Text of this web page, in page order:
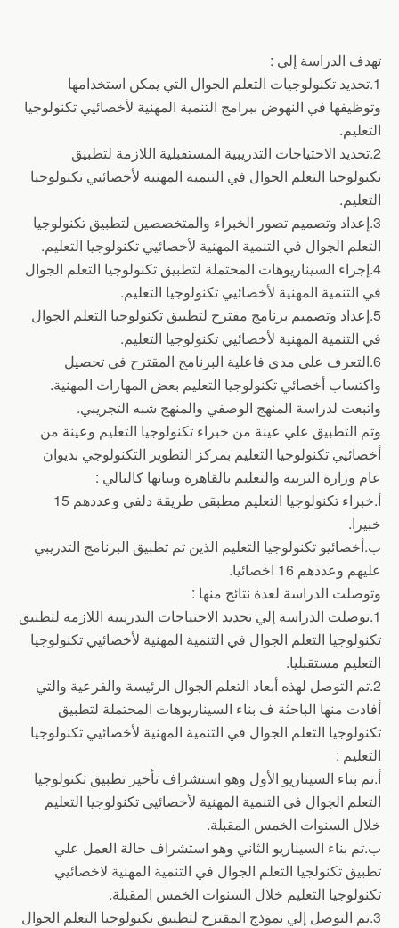
تهدف الدراسة إلي :
1.تحديد تكنولوجيات التعلم الجوال التي يمكن استخدامها
وتوظيفها في النهوض ببرامج التنمية المهنية لأخصائيي تكنولوجيا
التعليم.
2.تحديد الاحتياجات التدريبية المستقبلية اللازمة لتطبيق
تكنولوجيا التعلم الجوال في التنمية المهنية لأخصائيي تكنولوجيا
التعليم.
3.إعداد وتصميم تصور الخبراء والمتخصصين لتطبيق تكنولوجيا
التعلم الجوال في التنمية المهنية لأخصائيي تكنولوجيا التعليم.
4.إجراء السيناريوهات المحتملة لتطبيق تكنولوجيا التعلم الجوال
في التنمية المهنية لأخصائيي تكنولوجيا التعليم.
5.إعداد وتصميم برنامج مقترح لتطبيق تكنولوجيا التعلم الجوال
في التنمية المهنية لأخصائيي تكنولوجيا التعليم.
6.التعرف علي مدي فاعلية البرنامج المقترح في تحصيل
واكتساب أخصائي تكنولوجيا التعليم بعض المهارات المهنية.
واتبعت لدراسة المنهج الوصفي والمنهج شبه التجريبي.
وتم التطبيق علي عينة من خبراء تكنولوجيا التعليم وعينة من
أخصائيي تكنولوجيا التعليم بمركز التطوير التكنولوجي بديوان
عام وزارة التربية والتعليم بالقاهرة وبيانها كالتالي :
أ.خبراء تكنولوجيا التعليم مطبقي طريقة دلفي وعددهم 15
خبيرا.
ب.أخصائيو تكنولوجيا التعليم الذين تم تطبيق البرنامج التدريبي
عليهم وعددهم 16 اخصائيا.
وتوصلت الدراسة لعدة نتائج منها :
1.توصلت الدراسة إلي تحديد الاحتياجات التدريبية اللازمة لتطبيق
تكنولوجيا التعلم الجوال في التنمية المهنية لأخصائيي تكنولوجيا
التعليم مستقبليا.
2.تم التوصل لهذه أبعاد التعلم الجوال الرئيسة والفرعية والتي
أفادت منها الباحثة ف بناء السيناريوهات المحتملة لتطبيق
تكنولوجيا التعلم الجوال في التنمية المهنية لأخصائيي تكنولوجيا
التعليم :
أ.تم بناء السيناريو الأول وهو استشراف تأخير تطبيق تكنولوجيا
التعلم الجوال في التنمية المهنية لأخصائيي تكنولوجيا التعليم
خلال السنوات الخمس المقبلة.
ب.تم بناء السيناريو الثاني وهو استشراف حالة العمل علي
تطبيق تكنولجيا التعلم الجوال في التنمية المهنية لاخصائيي
تكنولوجيا التعليم خلال السنوات الخمس المقبلة.
3.تم التوصل إلي نموذج المقترح لتطبيق تكنولوجيا التعلم الجوال